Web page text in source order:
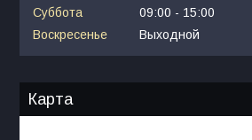
Суббота
09:00
15:00
Воскресенье
Выходной
Карта